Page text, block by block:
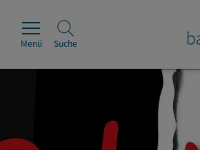
Erleben
Menü Suche